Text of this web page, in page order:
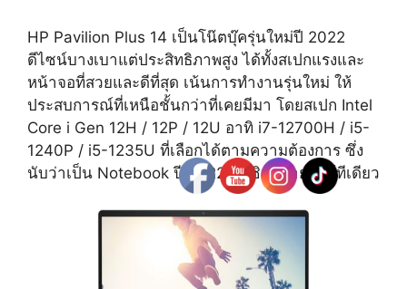
HP Pavilion Plus 14 เป็นโน๊ตบุ๊ครุ่นใหม่ปี 2022
ดีไซน์บางเบาแต่ประสิทธิภาพสูง ได้ทั้งสเปกแรงและ
หน้าจอที่สวยและดีที่สุด เน้นการทำงานรุ่นใหม่ ให้
ประสบการณ์ที่เหนือชั้นกว่าที่เคยมีมา โดยสเปก Intel
Core i Gen 12H / 12P / 12U อาทิ i7-12700H / i5-
1240P / i5-1235U ที่เลือกได้ตามความต้องการ ซึ่ง
นับว่าเป็น Notebook ปี 2022 ที่มีชิปหลายซีรีส์ทีเดียว